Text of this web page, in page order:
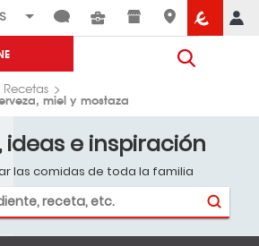
Recetas
miel y mostaza
ideas e inspiración
las comidas de toda la familia